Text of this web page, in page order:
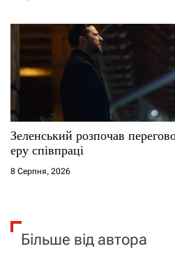
Зеленський розпочав
еру співпраці
8 Серпня, 2026
Більше від автора